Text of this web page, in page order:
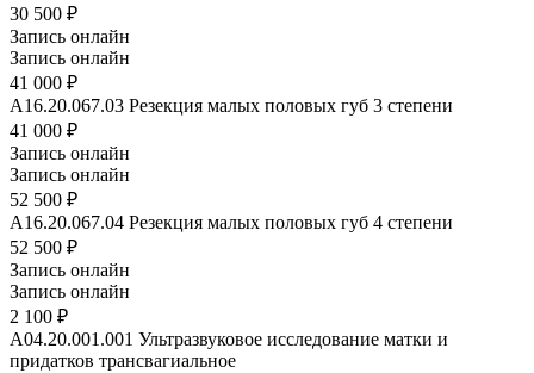
30 500 ₽
Запись онлайн
Запись онлайн
41 000 ₽
А16.20.067.03 Резекция малых половых губ 3 степени
41 000 ₽
Запись онлайн
Запись онлайн
52 500 ₽
А16.20.067.04 Резекция малых половых губ 4 степени
52 500 ₽
Запись онлайн
Запись онлайн
2 100 ₽
A04.20.001.001 Ультразвуковое исследование матки и
придатков трансвагиальное